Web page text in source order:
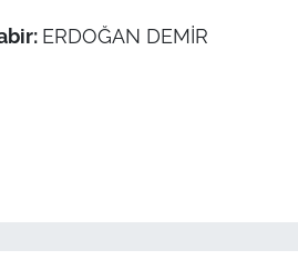
ERDOĞAN DEMİR